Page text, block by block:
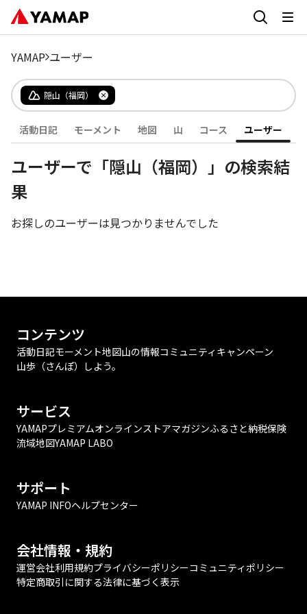
YAMAP ユーザー
隠山（福岡）
活動日記 モーメント 地図 山 コース ユーザー
ユーザーで「隠山（福岡）」の検索結
果
お探しのユーザーは見つかりませんでした
コンテンツ
活動日記モーメント地図山の情報コミュニティ キャンペーン
山歩（さんぽ）しよう。
サービス
YAMAPプレミアムオンラインストアマガジンふるさと納税保険
流域地図YAMAP LABO
サポート
YAMAP INFOヘルプセンター
会社情報・規約
運営会社利用規約プライバシーポリシーコミュニティポリシー
特定商取引に関する法律に基づく表示